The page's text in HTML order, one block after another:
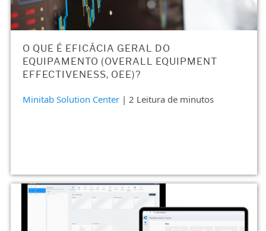
O QUE É EFICÁCIA GERAL DO
EQUIPAMENTO (OVERALL EQUIPMENT
EFFECTIVENESS, OEE)?
Minitab Solution Center | 2 Leitura de minutos